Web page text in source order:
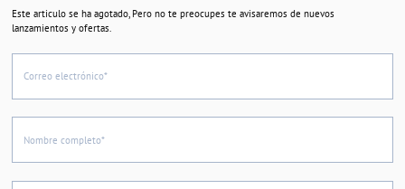
Este articulo se ha agotado, Pero no te preocupes te avisaremos de nuevos
lanzamientos y ofertas.
Correo electrónico*
Nombre completo*